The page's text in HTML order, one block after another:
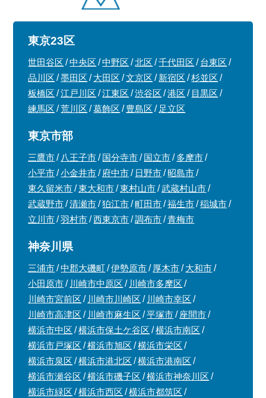
東京23区
世田谷区 中央区 中野区 北区 千代田区
台東区
品川区
墨田区 大田区 文京区 新宿区
杉並区
板橋区
江戸川区 江東区 渋谷区 港区
目黒区
練馬区
荒川区 葛飾区 豊島区 足立区
東京市部
三鷹市 八王子市 国分寺市 国立市
多摩市
小平市
小金井市 府中市 日野市
昭島市
東久留米市
東大和市 東村山市
武蔵村山市
武蔵野市
清瀬市 狛江市 町田市 福生市
稲城市
立川市
羽村市 西東京市 調布市 青梅市
神奈川県
三浦市 中郡大磯町 伊勢原市 厚木市
大和市
小田原市
川崎市中原区
川崎市多摩区
川崎市宮前区
川崎市川崎区
川崎市幸区
川崎市高津区
川崎市麻生区 平塚市
座間市
横浜市中区
横浜市保土ケ谷区
横浜市南区
横浜市戸塚区
横浜市旭区
横浜市栄区
横浜市泉区
横浜市港北区
横浜市港南区
横浜市瀬谷区
横浜市磯子区
横浜市神奈川区
横浜市緑区
横浜市西区
横浜市都筑区